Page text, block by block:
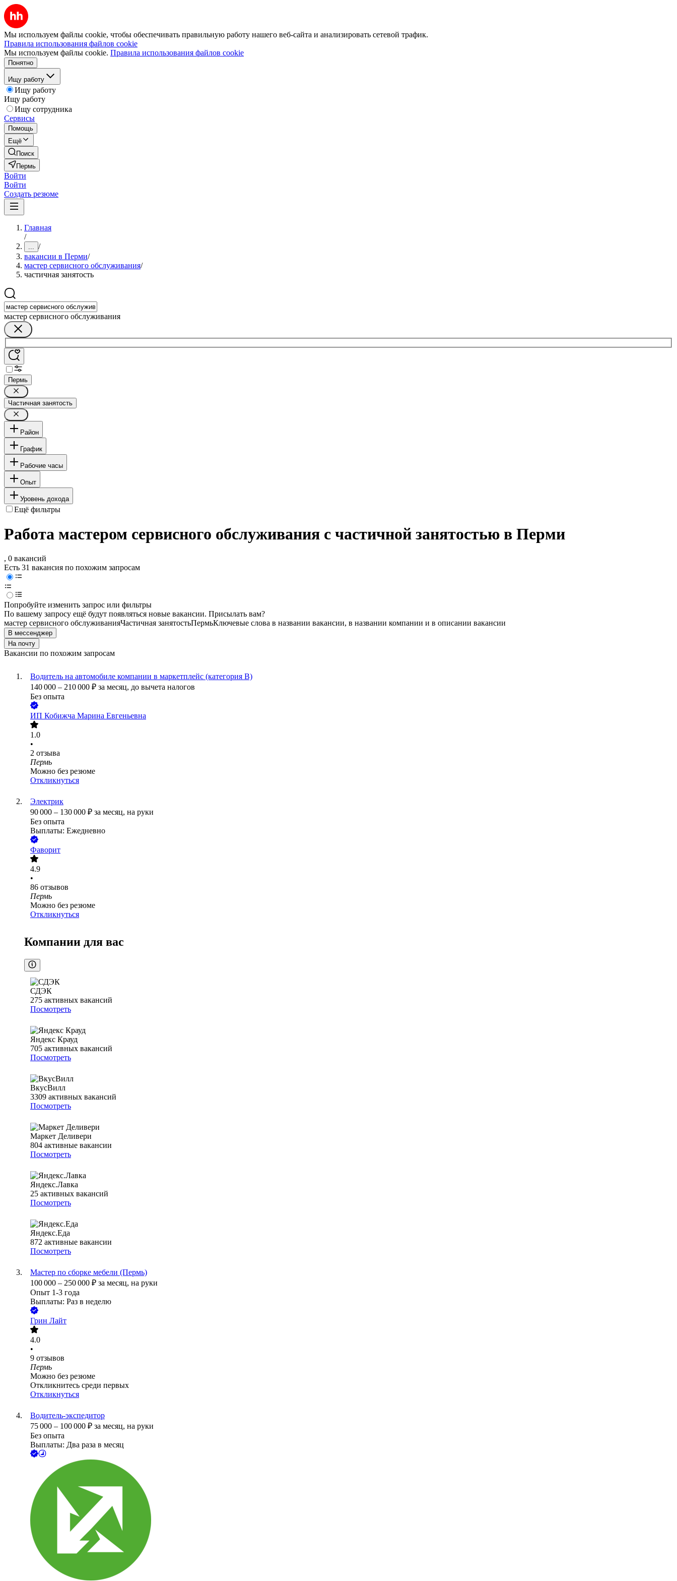
Мы используем файлы cookie, чтобы обеспечивать правильную работу нашего веб-сайта и анализировать сетевой трафик.
Правила использования файлов cookie
Мы используем файлы cookie. Правила использования файлов cookie
Понятно
Ищу работу
Ищу работу
Ищу работу
Ищу сотрудника
Сервисы
Помощь
Ещё
Поиск
Пермь
Войти
Войти
Создать резюме
Главная
/
... /
вакансии в Перми/
мастер сервисного обслуживания/
частичная занятость
мастер сервисного обслуживания
Пермь
Частичная занятость
Район
График
Рабочие часы
Опыт
Уровень дохода
Ещё фильтры
Работа мастером сервисного обслуживания с частичной занятостью в Перми
, 0 вакансий
Есть 31 вакансия по похожим запросам
Попробуйте изменить запрос или фильтры
По вашему запросу ещё будут появляться новые вакансии. Присылать вам?
мастер сервисного обслуживанияЧастичная занятостьПермьКлючевые слова в названии вакансии, в названии компании и в описании вакансии
В мессенджер
На почту
Вакансии по похожим запросам
Водитель на автомобиле компании в маркетплейс (категория В)
140 000 – 210 000 ₽ за месяц, до вычета налогов
Без опыта
ИП Кобижча Марина Евгеньевна
1.0
•
2 отзыва
Пермь
Можно без резюме
Откликнуться
Электрик
90 000 – 130 000 ₽ за месяц, на руки
Без опыта
Выплаты: Ежедневно
Фаворит
4.9
•
86 отзывов
Пермь
Можно без резюме
Откликнуться
Компании для вас
СДЭК
275 активных вакансий
Посмотреть
Яндекс Крауд
705 активных вакансий
Посмотреть
ВкусВилл
3309 активных вакансий
Посмотреть
Маркет Деливери
804 активные вакансии
Посмотреть
Яндекс.Лавка
25 активных вакансий
Посмотреть
Яндекс.Еда
872 активные вакансии
Посмотреть
Мастер по сборке мебели (Пермь)
100 000 – 250 000 ₽ за месяц, на руки
Опыт 1-3 года
Выплаты: Раз в неделю
Грин Лайт
4.0
•
9 отзывов
Пермь
Можно без резюме
Откликнитесь среди первых
Откликнуться
Водитель-экспедитор
75 000 – 100 000 ₽ за месяц, на руки
Без опыта
Выплаты: Два раза в месяц